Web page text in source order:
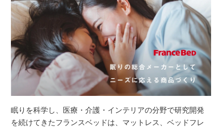
眠りを科学し、医療・介護・インテリアの分野で研究開発
を続けてきたフランスベッドは、マットレス、ベッドフレ